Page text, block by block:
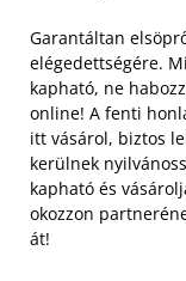
Garantáltan
elégedettségére.
kapható, ne
online! A fenti
itt vásárol, biztos
kerülnek
kapható és
okozzon
át!